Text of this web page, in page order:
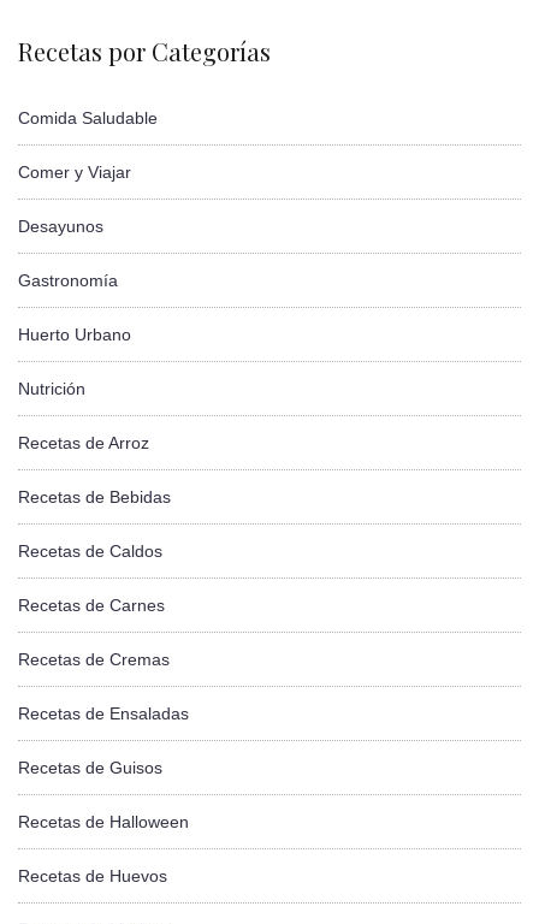
Recetas por Categorías
Comida Saludable
Comer y Viajar
Desayunos
Gastronomía
Huerto Urbano
Nutrición
Recetas de Arroz
Recetas de Bebidas
Recetas de Caldos
Recetas de Carnes
Recetas de Cremas
Recetas de Ensaladas
Recetas de Guisos
Recetas de Halloween
Recetas de Huevos